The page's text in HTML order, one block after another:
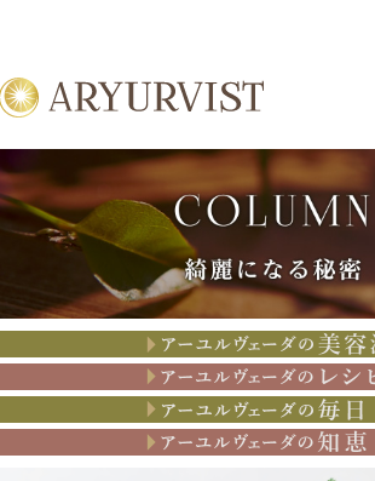
アーユルヴェーダの美容法
アーユルヴェーダのレシピ
アーユルヴェーダの思考